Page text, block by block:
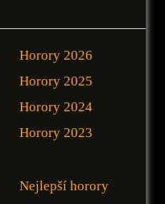
Horory 2026
Horory 2025
Horory 2024
Horory 2023
Nejlepší horory